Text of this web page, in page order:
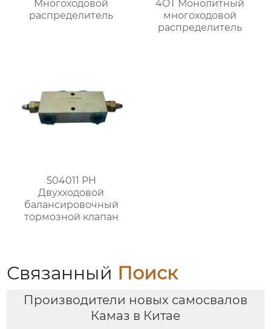
Многоходовой
распределитель
4OT Монолитный
многоходовой
распределитель
504011 PH
Двухходовой
балансировочный
тормозной клапан
Связанный Поиск
Производители новых самосвалов
Камаз в Китае